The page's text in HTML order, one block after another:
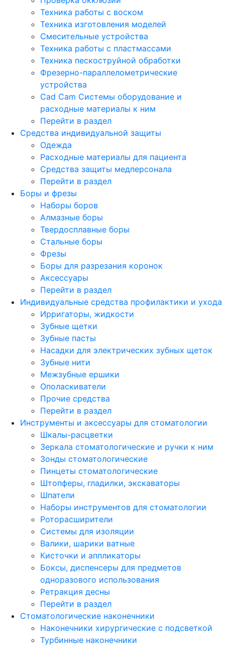
Техника работы с воском
Техника изготовления моделей
Смесительные устройства
Техника работы с пластмассами
Техника пескоструйной обработки
Фрезерно-параллелометрические
устройства
Cad Cam Системы оборудование и
расходные материалы к ним
Перейти в раздел
Средства индивидуальной защиты
Одежда
Расходные материалы для пациента
Средства защиты медперсонала
Перейти в раздел
Боры и фрезы
Наборы боров
Алмазные боры
Твердосплавные боры
Стальные боры
Фрезы
Боры для разрезания коронок
Аксессуары
Перейти в раздел
Индивидуальные средства профилактики и ухода
Ирригаторы, жидкости
Зубные щетки
Зубные пасты
Насадки для электрических зубных щеток
Зубные нити
Межзубные ершики
Ополаскиватели
Прочие средства
Перейти в раздел
Инструменты и аксессуары для стоматологии
Шкалы-расцветки
Зеркала стоматологические и ручки к ним
Зонды стоматологические
Пинцеты стоматологические
Штопферы, гладилки, экскаваторы
Шпатели
Наборы инструментов для стоматологии
Роторасширители
Системы для изоляции
Валики, шарики ватные
Кисточки и аппликаторы
Боксы, диспенсеры для предметов
одноразового использования
Ретракция десны
Перейти в раздел
Стоматологические наконечники
Наконечники хирургические с подсветкой
Турбинные наконечники